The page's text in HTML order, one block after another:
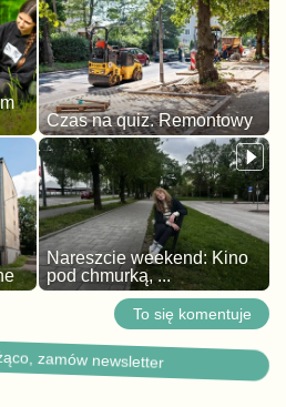
Czas na quiz. Remontowy
Nareszcie weekend: Kino
pod chmurką, ...
To się komentuje
zamów newsletter